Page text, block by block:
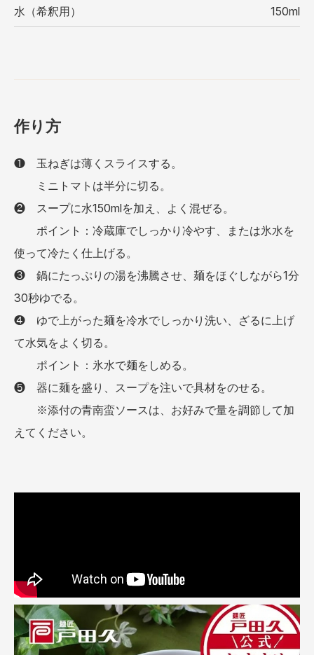
水（希釈用） 150ml
作り⽅
❶ 玉ねぎは薄くスライスする。
ミニトマトは半分に切る。
❷ スープに水150mlを加え、よく混ぜる。
ポイント：冷蔵庫でしっかり冷やす、または氷水を
使って冷たく仕上げる。
❸ 鍋にたっぷりの湯を沸騰させ、麺をほぐしながら1分
30秒ゆでる。
❹ ゆで上がった麺を冷水でしっかり洗い、ざるに上げ
て水気をよく切る。
ポイント：氷水で麺をしめる。
❺ 器に麺を盛り、スープを注いで具材をのせる。
※添付の青南蛮ソースは、お好みで量を調節して加
えてください。